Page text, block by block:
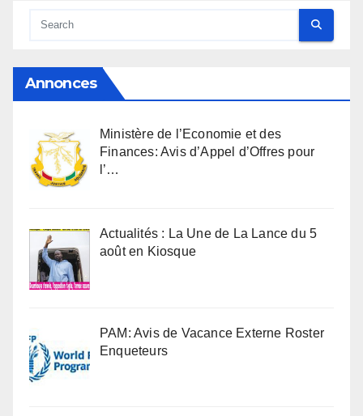
Annonces
Ministère de l’Economie et des
Finances: Avis d’Appel d’Offres pour
l’…
Actualités : La Une de La Lance du 5
août en Kiosque
PAM: Avis de Vacance Externe Roster
Enqueteurs